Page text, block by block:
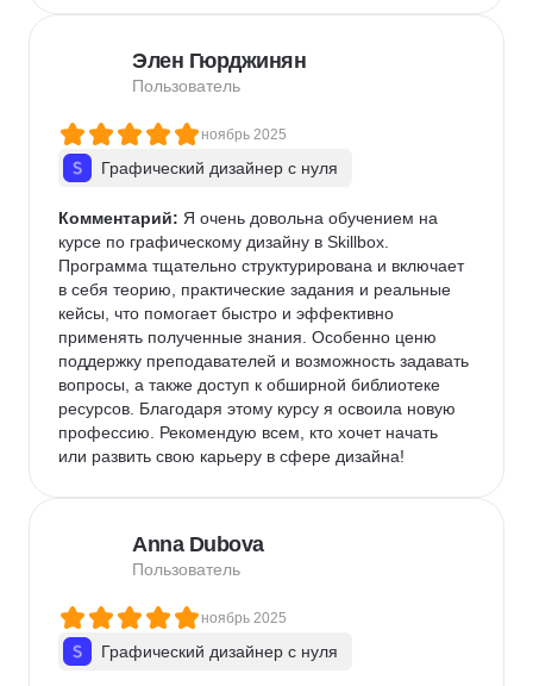
Элен Гюрджинян
Пользователь
ноябрь 2025
Графический дизайнер с нуля
Комментарий: Я очень довольна обучением на
курсе по графическому дизайну в Skillbox.
Программа тщательно структурирована и включает
в себя теорию, практические задания и реальные
кейсы, что помогает быстро и эффективно
применять полученные знания. Особенно ценю
поддержку преподавателей и возможность задавать
вопросы, а также доступ к обширной библиотеке
ресурсов. Благодаря этому курсу я освоила новую
профессию. Рекомендую всем, кто хочет начать
или развить свою карьеру в сфере дизайна!
Anna Dubova
Пользователь
ноябрь 2025
Графический дизайнер с нуля